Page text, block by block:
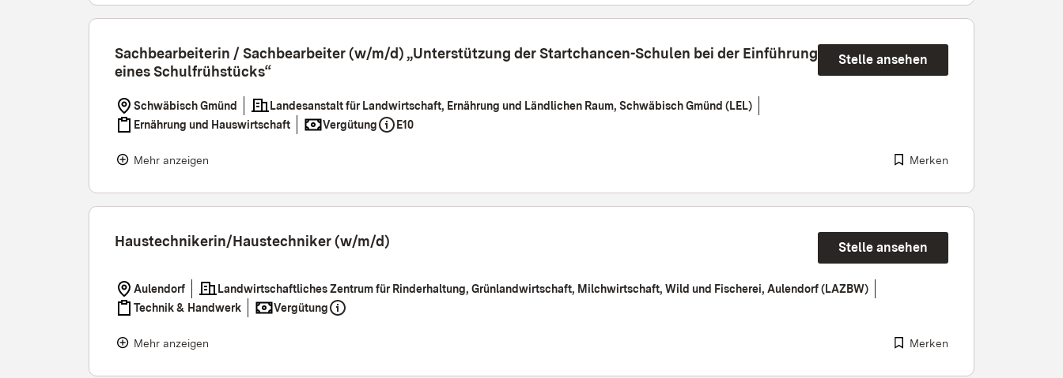
Sachbearbeiterin / Sachbearbeiter (w/m/d) „Unterstützung der Startchancen-Schulen bei der Einführung
eines Schulfrühstücks“
Stelle ansehen
Schwäbisch Gmünd
Landesanstalt für Landwirtschaft, Ernährung und Ländlichen Raum, Schwäbisch Gmünd (LEL)
Ernährung und Hauswirtschaft
Vergütung E10
Mehr anzeigen Merken
Haustechnikerin/Haustechniker (w/m/d) Stelle ansehen
Aulendorf
Landwirtschaftliches Zentrum für Rinderhaltung, Grünlandwirtschaft, Milchwirtschaft, Wild und Fischerei, Aulendorf (LAZBW)
Technik & Handwerk
Vergütung
Mehr anzeigen Merken